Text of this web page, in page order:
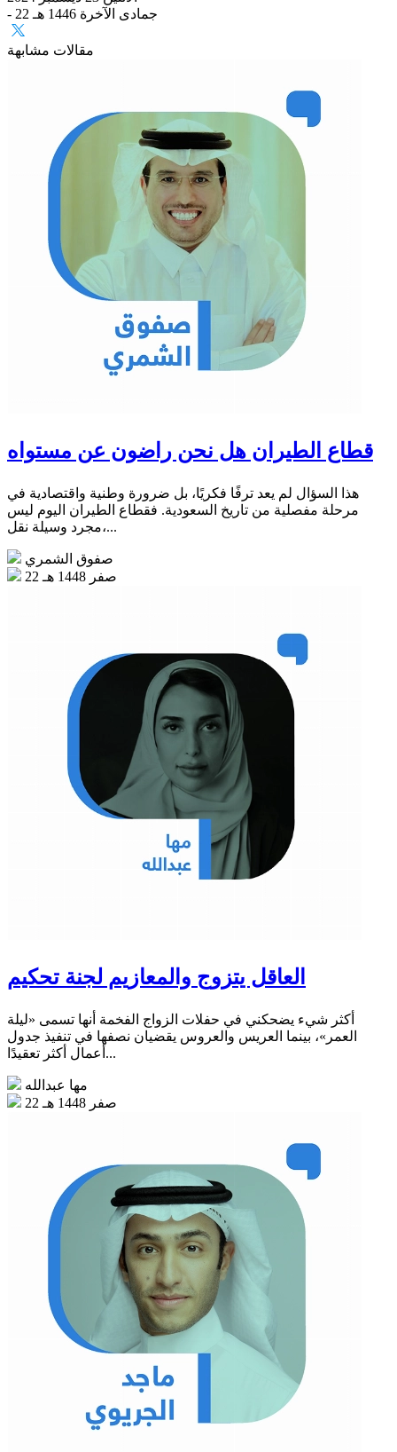
- 22 جمادى الآخرة 1446 هـ
مقالات مشابهة
قطاع الطيران هل نحن راضون عن مستواه
هذا السؤال لم يعد ترفًا فكريًا، بل ضرورة وطنية واقتصادية في
مرحلة مفصلية من تاريخ السعودية. فقطاع الطيران اليوم ليس
مجرد وسيلة نقل،...
صفوق الشمري
22 صفر 1448 هـ
العاقل يتزوج والمعازيم لجنة تحكيم
أكثر شيء يضحكني في حفلات الزواج الفخمة أنها تسمى «ليلة
العمر»، بينما العريس والعروس يقضيان نصفها في تنفيذ جدول
أعمال أكثر تعقيدًا...
مها عبدالله
22 صفر 1448 هـ